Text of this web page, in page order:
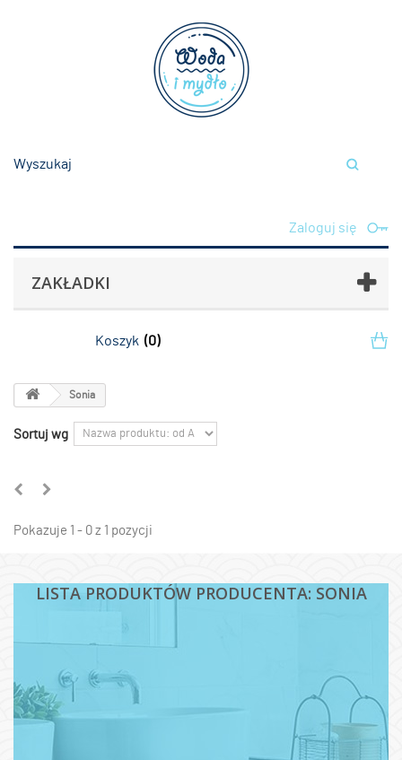
Zaloguj się
ZAKŁADKI
Koszyk (0)
Sonia
Sortuj wg
Pokazuje 1 - 0 z 1 pozycji
LISTA PRODUKTÓW PRODUCENTA: SONIA